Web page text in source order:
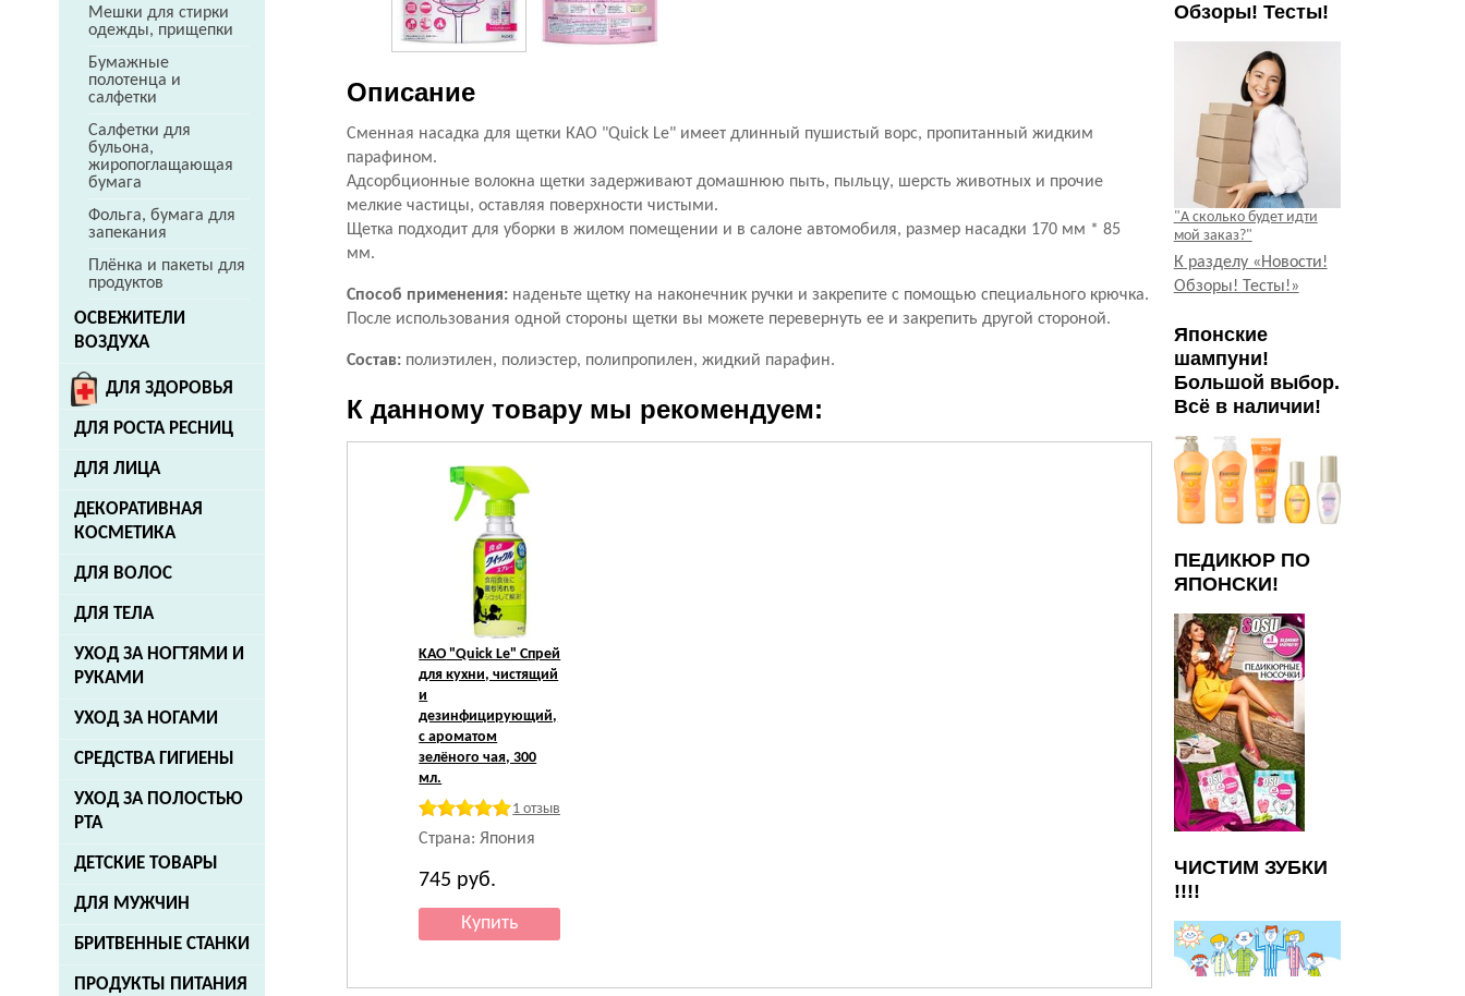
Мешки для стирки
одежды, прищепки
Бумажные
полотенца и
салфетки
Салфетки для
бульона,
жиропоглащающая
бумага
Фольга, бумага для
запекания
Плёнка и пакеты для
продуктов
ОСВЕЖИТЕЛИ
ВОЗДУХА
ДЛЯ ЗДОРОВЬЯ
ДЛЯ РОСТА РЕСНИЦ
ДЛЯ ЛИЦА
ДЕКОРАТИВНАЯ
КОСМЕТИКА
ДЛЯ ВОЛОС
ДЛЯ ТЕЛА
УХОД ЗА НОГТЯМИ И
РУКАМИ
УХОД ЗА НОГАМИ
СРЕДСТВА ГИГИЕНЫ
УХОД ЗА ПОЛОСТЬЮ
РТА
ДЕТСКИЕ ТОВАРЫ
ДЛЯ МУЖЧИН
БРИТВЕННЫЕ СТАНКИ
ПРОДУКТЫ ПИТАНИЯ
Описание
Сменная насадка для щетки КAO "Quick Le" имеет длинный пушистый ворс, пропитанный жидким
парафином.
Адсорбционные волокна щетки задерживают домашнюю пыть, пыльцу, шерсть животных и прочие
мелкие частицы, оставляя поверхности чистыми.
Щетка подходит для уборки в жилом помещении и в салоне автомобиля, размер насадки 170 мм * 85
мм.
Способ применения: наденьте щетку на наконечник ручки и закрепите с помощью специального крючка.
После использования одной стороны щетки вы можете перевернуть ее и закрепить другой стороной.
Состав: полиэтилен, полиэстер, полипропилен, жидкий парафин.
К данному товару мы рекомендуем:
KAO"Quick Le" Спрей
для кухни, чистящий
и
дезинфицирующий,
с ароматом
зелёного чая, 300
мл.
1 отзыв
Страна: Япония
745 руб.
Обзоры! Тесты!
"А сколько будет идти
мой заказ?"
К разделу «Новости!
Обзоры! Тесты!»
Японские
шампуни!
Большой выбор.
Всё в наличии!
ПЕДИКЮР ПО
ЯПОНСКИ!
ЧИСТИМ ЗУБКИ
!!!!